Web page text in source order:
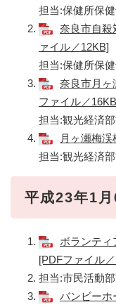
担当:保健所保
奈良市自殺
ァイル／12KB]
担当:保健所保
奈良市月ヶ
ファイル／
担当:観光経済
月ヶ瀬梅
担当:観光経済
平成23年1月
ボランティ
[PDFファイル
担当:市民活動
バンビーホ